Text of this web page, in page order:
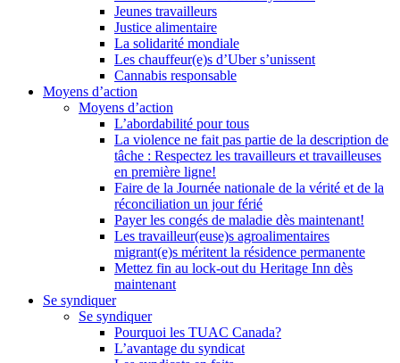
Jeunes travailleurs
Justice alimentaire
La solidarité mondiale
Les chauffeur(e)s d’Uber s’unissent
Cannabis responsable
Moyens d’action
Moyens d’action
L’abordabilité pour tous
La violence ne fait pas partie de la description de
tâche : Respectez les travailleurs et travailleuses
en première ligne!
Faire de la Journée nationale de la vérité et de la
réconciliation un jour férié
Payer les congés de maladie dès maintenant!
Les travailleur(euse)s agroalimentaires
migrant(e)s méritent la résidence permanente
Mettez fin au lock-out du Heritage Inn dès
maintenant
Se syndiquer
Se syndiquer
Pourquoi les TUAC Canada?
L’avantage du syndicat